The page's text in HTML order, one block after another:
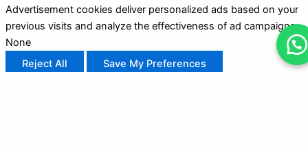
Advertisement cookies deliver personalized ads based on your
previous visits and analyze the effectiveness of ad campaigns.
None
Reject All
Save My Preferences